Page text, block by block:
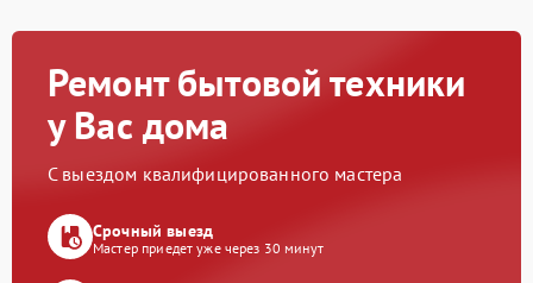
Ремонт бытовой техники
у Вас дома
С выездом квалифицированного мастера
Срочный выезд
Мастер приедет уже через 30 минут